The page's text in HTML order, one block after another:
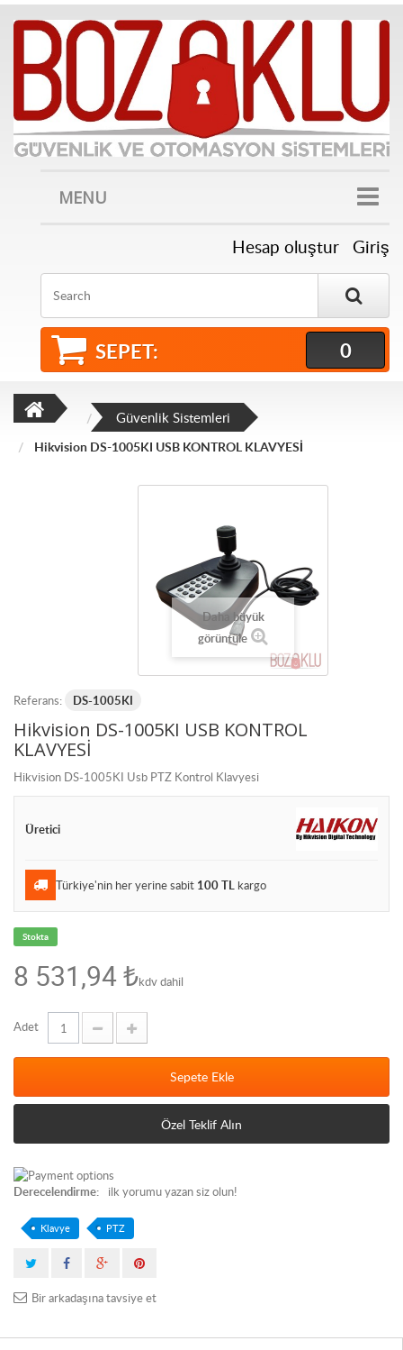
MENU
Hesap oluştur Giriş
SEPET: 0
Güvenlik Sistemleri
Hikvision DS-1005KI USB KONTROL KLAVYESİ
Daha büyük
görüntüle
Referans: DS-1005KI
Hikvision DS-1005KI USB KONTROL
KLAVYESİ
Hikvision DS-1005KI Usb PTZ Kontrol Klavyesi
Üretici
Türkiye'nin her yerine sabit 100 TL kargo
Stokta
8 531,94 ₺kdv dahil
Adet
Sepete Ekle
Özel Teklif Alın
Derecelendirme: ilk yorumu yazan siz olun!
Klavye PTZ
Bir arkadaşına tavsiye et